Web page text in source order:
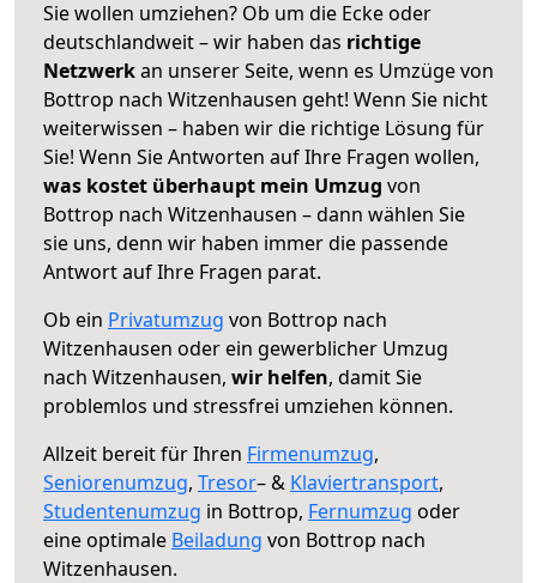
Sie wollen umziehen? Ob um die Ecke oder
deutschlandweit – wir haben das richtige
Netzwerkan unserer Seite, wenn es Umzüge von
Bottrop nach Witzenhausen geht! Wenn Sie nicht
weiterwissen – haben wir die richtige Lösung für
Sie! Wenn Sie Antworten auf Ihre Fragen wollen,
was kostet überhaupt mein Umzug von
Bottrop nach Witzenhausen – dann wählen Sie
sie uns, denn wir haben immer die passende
Antwort auf Ihre Fragen parat.
Ob ein Privatumzug von Bottrop nach
Witzenhausen oder ein gewerblicher Umzug
nach Witzenhausen, wir helfen, damit Sie
problemlos und stressfrei umziehen können.
Allzeit bereit für Ihren Firmenumzug,
Seniorenumzug, Tresor– & Klaviertransport,
Studentenumzug in Bottrop, Fernumzug oder
eine optimale Beiladung von Bottrop nach
Witzenhausen.